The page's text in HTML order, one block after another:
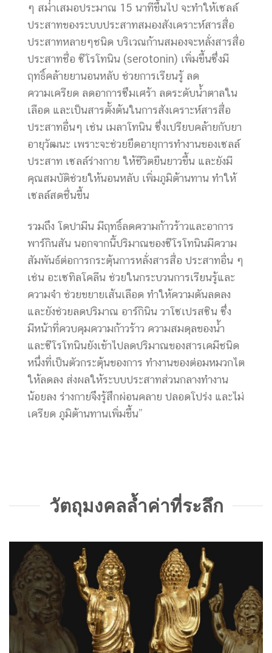
ๆ สม่ำเสมอประมาณ 15 นาทีขึ้นไป จะทำให้เซลล์
ประสาทของระบบประสาทสมองสังเคราะห์สารสื่อ
ประสาทหลายๆชนิด บริเวณก้านสมองจะหลั่งสารสื่อ
ประสาทชื่อ ซีโรโทนิน (serotonin) เพิ่มขึ้นซึ่งมี
ฤทธิ์คล้ายยานอนหลับ ช่วยการเรียนรู้ ลด
ความเครียด ลดอาการซึมเศร้า ลดระดับน้ำตาลใน
เลือด และเป็นสารตั้งต้นในการสังเคราะห์สารสื่อ
ประสาทอื่นๆ เช่น เมลาโทนิน ซึ่งเปรียบคล้ายกับยา
อายุวัฒนะ เพราะจะช่วยยึดอายุการทำงานของเซลล์
ประสาท เซลล์ร่างกาย ให้ชีวิตยืนยาวขึ้น และยังมี
คุณสมบัติช่วยให้นอนหลับ เพิ่มภูมิต้านทาน ทำให้
เซลล์สดชื่นขึ้น
รวมถึง โดปามีน มีฤทธิ์ลดความก้าวร้าวและอาการ
พาร์กินสัน นอกจากนี้ปริมาณของซีโรโทนินมีความ
สัมพันธ์ต่อการกระตุ้นการหลั่งสารสื่อ ประสาทอื่น ๆ
เช่น อะเซทิลโคลีน ช่วยในกระบวนการเรียนรู้และ
ความจำ ช่วยขยายเส้นเลือด ทำให้ความดันลดลง
และยังช่วยลดปริมาณ อาร์กินิน วาโซเปรสซิน ซึ่ง
มีหน้าที่ควบคุมความก้าวร้าว ความสมดุลของน้ำ
และซีโรโทนินยังเข้าไปลดปริมาณของสารเคมีชนิด
หนึ่งที่เป็นตัวกระตุ้นของการ ทำงานของต่อมหมวกไต
ให้ลดลง ส่งผลให้ระบบประสาทส่วนกลางทำงาน
น้อยลง ร่างกายจึงรู้สึกผ่อนคลาย ปลอดโปร่ง และไม่
เครียด ภูมิต้านทานเพิ่มขึ้น”
วัตถุมงคลล้ำค่าที่ระลึก